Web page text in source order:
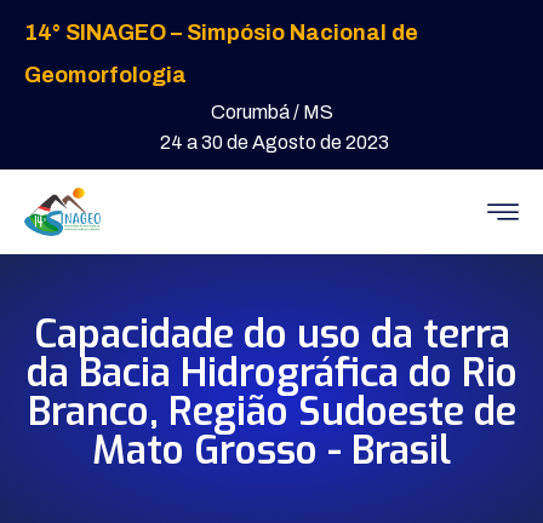
14° SINAGEO – Simpósio Nacional de
Geomorfologia
Corumbá / MS
24 a 30 de Agosto de 2023
Capacidade do uso da terra
da Bacia Hidrográfica do Rio
Branco, Região Sudoeste de
Mato Grosso - Brasil